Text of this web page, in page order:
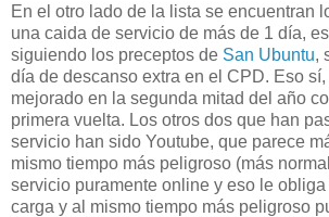
En el otro lado de la lista se encuentran
una caida de servicio de más de 1 día,
siguiendo los preceptos de San Ubuntu,
día de descanso extra en el CPD. Eso
mejorado en la segunda mitad del año
primera vuelta. Los otros dos que han
servicio han sido Youtube, que parece
mismo tiempo más peligroso (más
servicio puramente online y eso le
carga y al mismo tiempo más peligroso